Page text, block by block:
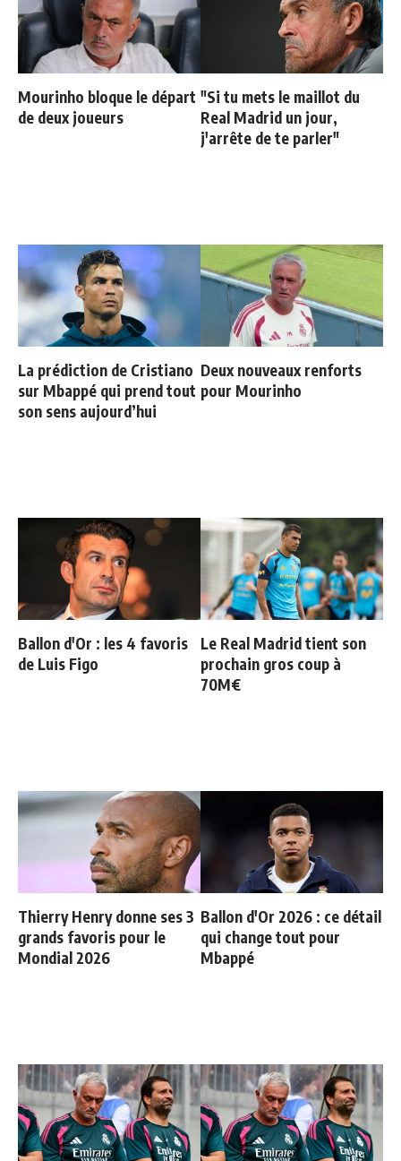
Mourinho bloque le départ
de deux joueurs
"Si tu mets le maillot du
Real Madrid un jour,
j'arrête de te parler"
La prédiction de Cristiano
sur Mbappé qui prend tout
son sens aujourd’hui
Deux nouveaux renforts
pour Mourinho
Ballon d'Or : les 4 favoris
de Luis Figo
Le Real Madrid tient son
prochain gros coup à
70M€
Thierry Henry donne ses 3
grands favoris pour le
Mondial 2026
Ballon d'Or 2026 : ce détail
qui change tout pour
Mbappé